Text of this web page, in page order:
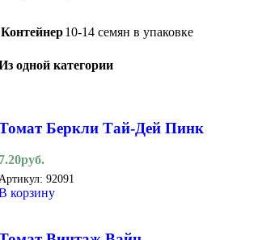
Контейнер10-14 семян в упаковке
одной категории
Беркли Тай-Дей Пинк
руб.
92091
корзину